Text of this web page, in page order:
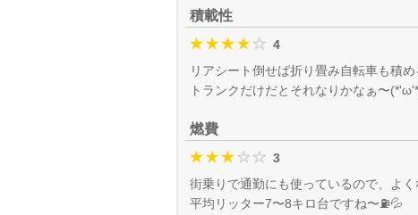
積載性
4
リアシート倒せば折り畳み自転車も積
トランクだけだとそれなりかなぁ〜
燃費
3
街乗りで通勤にも使っているので、よ
平均リッター7〜8キロ台ですね〜⛽️💦